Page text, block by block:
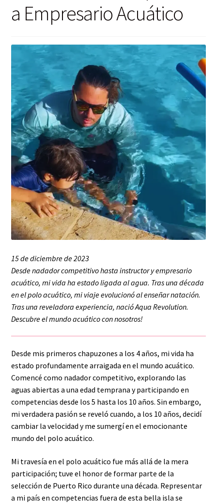
a Empresario Acuático
15 de diciembre de 2023
Desde nadador competitivo hasta instructor y empresario
acuático, mi vida ha estado ligada al agua. Tras una década
en el polo acuático, mi viaje evolucionó al enseñar natación.
Tras una reveladora experiencia, nació Aqua Revolution.
Descubre el mundo acuático con nosotros!
Desde mis primeros chapuzones a los 4 años, mi vida ha
estado profundamente arraigada en el mundo acuático.
Comencé como nadador competitivo, explorando las
aguas abiertas a una edad temprana y participando en
competencias desde los 5 hasta los 10 años. Sin embargo,
mi verdadera pasión se reveló cuando, a los 10 años, decidí
cambiar la velocidad y me sumergí en el emocionante
mundo del polo acuático.
Mi travesía en el polo acuático fue más allá de la mera
participación; tuve el honor de formar parte de la
selección de Puerto Rico durante una década. Representar
a mi país en competencias fuera de esta bella isla se